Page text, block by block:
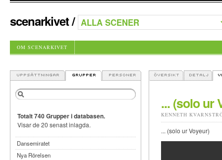
scenarkivet/
OM SCENARKIVET
... (solo ur
KENNETH
... (solo ur Voyeur)
Totalt 740 Grupper i databasen.
Visar de 20 senast inlagda.
Dansemiratet
Nya Rörelsen